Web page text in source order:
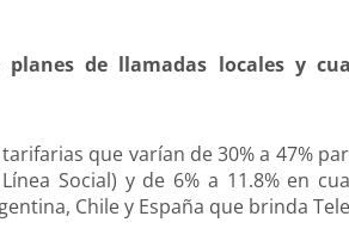
de llamadas locales y
que varían de 30% a 47%
Social) y de 6% a 11.8% en
Chile y España que brinda